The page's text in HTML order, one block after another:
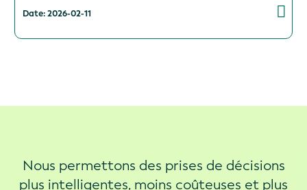
Date: 2026-02-11
Nous permettons des prises de décisions
plus intelligentes, moins coûteuses et plus